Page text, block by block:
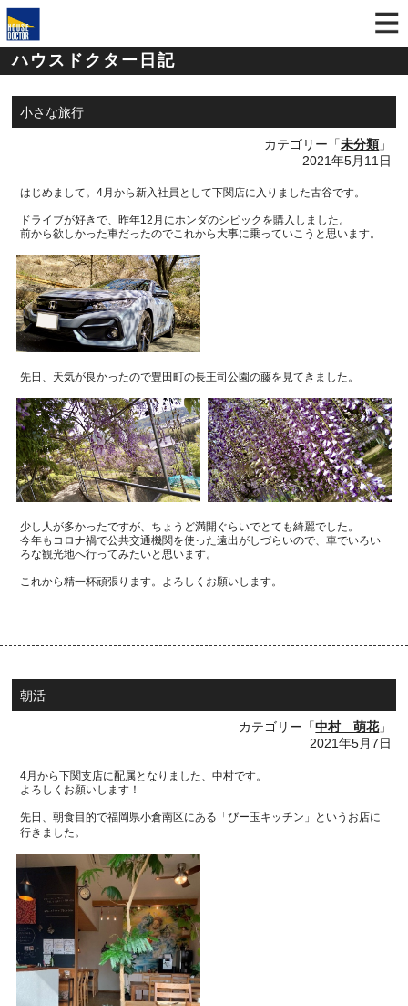
ハウスドクター日記
小さな旅行
カテゴリー「未分類 」
2021年5月11日
はじめまして。 4月から新入社員として下関店に入りました古谷です。
ドライブが好きで、昨年12 月にホンダのシビックを購入しました。
前から欲しかった車だったのでこれから大事に乗っていこうと思います。
先日、天気が良かったので豊田町の長王司公園の藤を見てきました。
少し人が多かったですが、ちょうど満開ぐらいでとても綺麗でした。
今年もコロナ禍で公共交通機関を使った遠出がしづらいので、車でいろい
ろな観光地へ行ってみたいと思います。
これから精一杯頑張ります。よろしくお願いします。
朝活
カテゴリー「中村 萌花」
2021年5月7日
4月から下関支店に配属となりました、中村です。
よろしくお願いします！
先日、朝食目的で福岡県小倉南区にある「びー玉キッチン」というお店に
行きました。